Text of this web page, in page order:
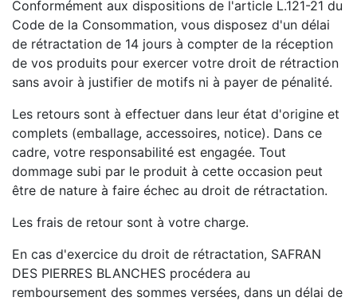
Conformément aux dispositions de l'article L.121-21 du
Code de la Consommation, vous disposez d'un délai
de rétractation de 14 jours à compter de la réception
de vos produits pour exercer votre droit de rétraction
sans avoir à justifier de motifs ni à payer de pénalité.
Les retours sont à effectuer dans leur état d'origine et
complets (emballage, accessoires, notice). Dans ce
cadre, votre responsabilité est engagée. Tout
dommage subi par le produit à cette occasion peut
être de nature à faire échec au droit de rétractation.
Les frais de retour sont à votre charge.
En cas d'exercice du droit de rétractation, SAFRAN
DES PIERRES BLANCHES procédera au
remboursement des sommes versées, dans un délai de